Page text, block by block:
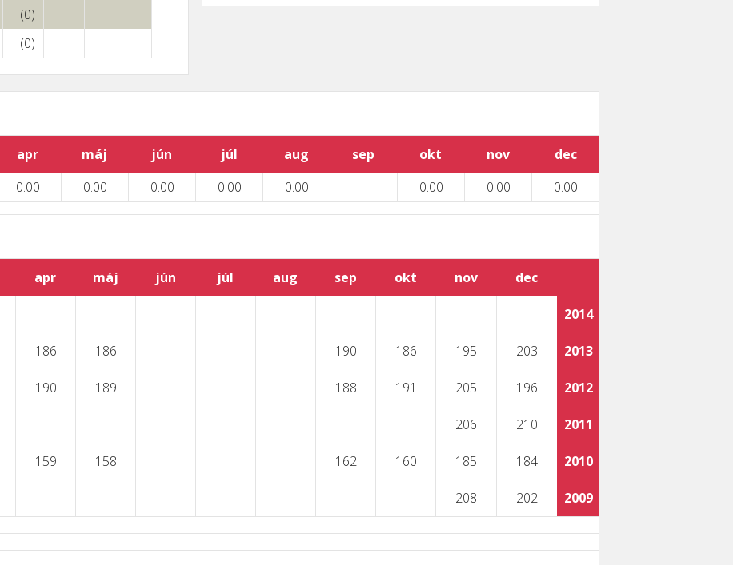
(0)
(0)
apr máj jún júl aug sep okt nov
dec
0.00 0.00 0.00 0.00 0.00 0.00 0.00 0.00
apr máj jún júl aug sep okt nov dec
2014
186 186 190 186 195 203 2013
190 189 188 191 205 196 2012
206 210 2011
159 158 162 160 185 184 2010
208 202 2009